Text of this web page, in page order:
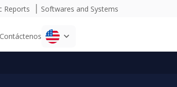
Reports Softwares and Systems
Contáctenos